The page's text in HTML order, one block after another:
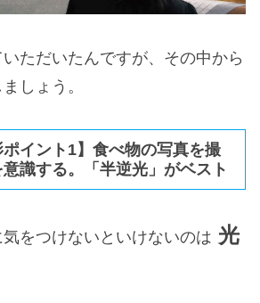
ただいたんですが、その中から
しょう。
ポイント1】食べ物の写真を撮
識する。「半逆光」がベスト
をつけないといけないのは 光